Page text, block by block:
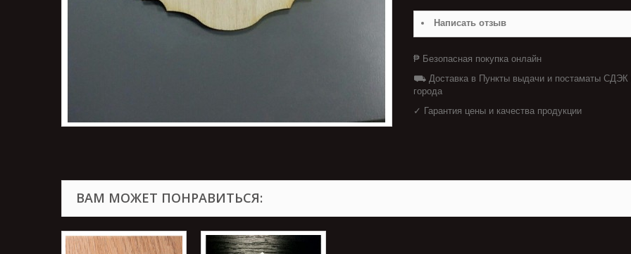
Написать отзыв
₱ Безопасная покупка онлайн
⛟ Доставка в Пункты выдачи и постаматы СДЭК
города
✓ Гарантия цены и качества продукции
ВАМ МОЖЕТ ПОНРАВИТЬСЯ: